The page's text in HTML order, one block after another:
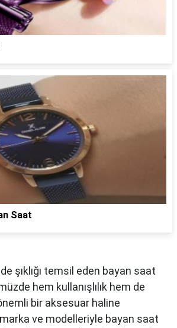
Saat
şıklığı temsil eden bayan saat
hem kullanışlılık hem de
bir aksesuar haline
ve modelleriyle bayan saat